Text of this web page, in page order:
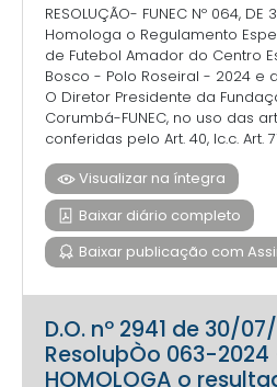
RESOLUÇÃO- FUNEC Nº 064, DE
Homologa o Regulamento
de Futebol Amador do Centro
Bosco - Polo Roseiral - 2024 e
O Diretor Presidente da
Corumbá-FUNEC, no uso das
conferidas pelo Art. 40, Ic.c. Art.
Visualizar na íntegra
Baixar diário completo
Baixar publicação com
D.O. nº 2941 de 30/
ResoluþÒo 063-
HOMOLOGA o